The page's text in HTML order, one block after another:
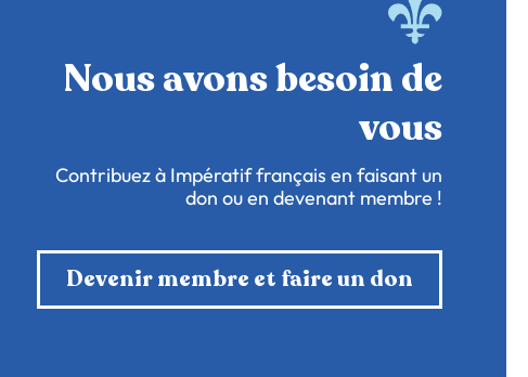
Nous avons besoin de
vous
Contribuez à Impératif français en faisant un
don ou en devenant membre !
Devenir membre et faire un don